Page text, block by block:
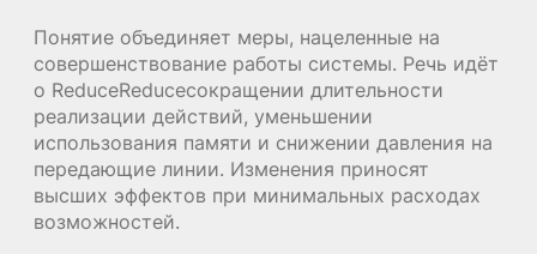
Понятие объединяет меры, нацеленные на
совершенствование работы системы. Речь идёт
о ReduceReduceсокращении длительности
реализации действий, уменьшении
использования памяти и снижении давления на
передающие линии. Изменения приносят
высших эффектов при минимальных расходах
возможностей.